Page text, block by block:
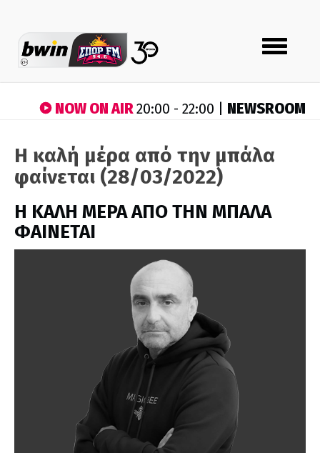
Toggle
navigation
NOW ON AIR20:00 - 22:00 | NEWSROOM
Η καλή μέρα από την μπάλα
φαίνεται (28/03/2022)
H ΚΑΛΗ ΜΕΡΑ ΑΠΟ ΤΗΝ ΜΠΑΛΑ
ΦΑΙΝΕΤΑΙ